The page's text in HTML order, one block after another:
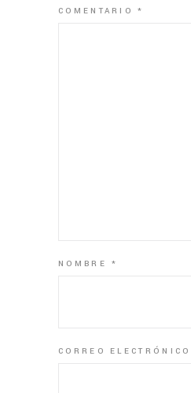
COMENTARIO*
NOMBRE*
CORREO ELECTRÓNICO